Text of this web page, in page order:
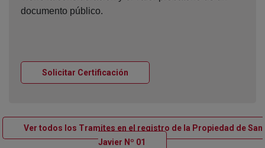
documento público.
Solicitar Certificación
Ver todos los Tramites en el registro de la Propiedad de San
Javier Nº 01
Ventana nueva